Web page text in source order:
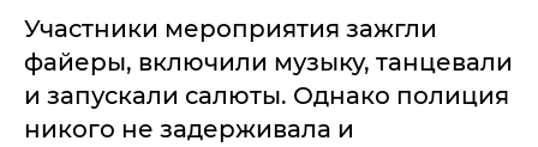
Участники мероприятия зажгли
файеры, включили музыку, танцевали
и запускали салюты. Однако полиция
никого не задерживала и